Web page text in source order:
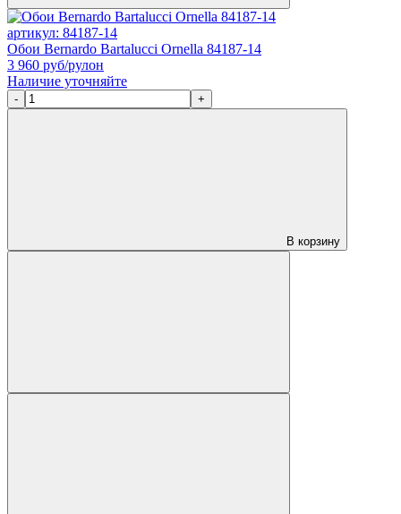
артикул: 84187-14
Обои Bernardo Bartalucci Ornella 84187-14
3 960 руб/рулон
Наличие уточняйте
- +
В корзину